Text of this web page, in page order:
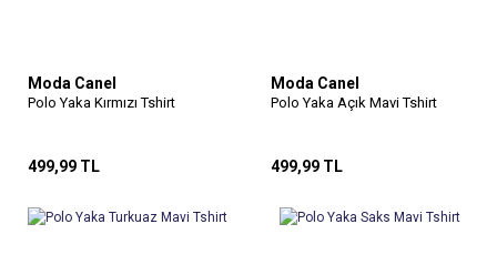
Moda Canel
Polo Yaka Kırmızı Tshirt
499,99 TL
Moda Canel
Polo Yaka Açık Mavi Tshirt
499,99 TL